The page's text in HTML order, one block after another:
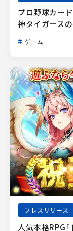
プロ野球カー
神タイガース
ゲーム
プレスリリース
人気本格RPG